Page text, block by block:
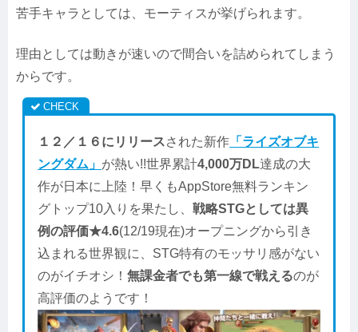
苦手キャラとしては、モーティスが挙げられます。
理由としては動きが速いので間合いを詰められてしまう
からです。
１２／１６にリリースされた新作 「ライズオブキ
ングダム」 が熱い!!世界累計4,000万DL達成の大
作が日本に上陸！早くもAppStore無料ランキン
グトップ10入りを果たし、戦略STGとしては異
例の評価★4.6(12/19現在)オープニングから引き
込まれる世界観に、STG特有のモッサリ感がない
のがイチオシ！無課金者でも第一線で戦えるのが
高評価のようです！